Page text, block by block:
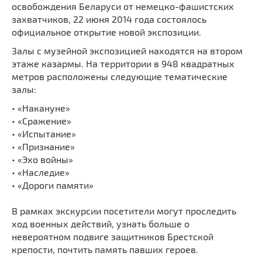
освобождения Беларуси от немецко-фашистских
захватчиков, 22 июня 2014 года состоялось
официальное открытие новой экспозиции.
Залы с музейной экспозицией находятся на втором
этаже казармы. На территории в 948 квадратных
метров расположены следующие тематические
залы:
• «Накануне»
• «Сражение»
• «Испытание»
• «Признание»
• «Эхо войны»
• «Наследие»
• «Дороги памяти»
В рамках экскурсии посетители могут проследить
ход военных действий, узнать больше о
невероятном подвиге защитников Брестской
крепости, почтить память павших героев.